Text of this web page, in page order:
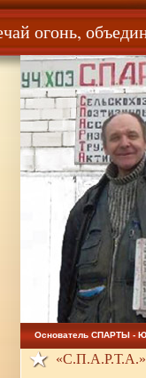
огонь,
Основатель СПАРТЫ -
«С.П.А.Р.Т.А.»